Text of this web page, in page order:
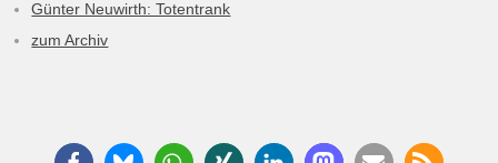
Günter Neuwirth: Totentrank
zum Archiv